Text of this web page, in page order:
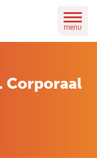
menu
Corporaal